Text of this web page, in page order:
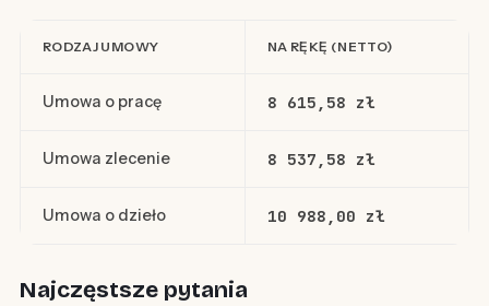
RODZAJ UMOWY NA RĘKĘ (NETTO)
Umowa o pracę 8 615,58 zł
Umowa zlecenie 8 537,58 zł
Umowa o dzieło 10 988,00 zł
Najczęstsze pytania